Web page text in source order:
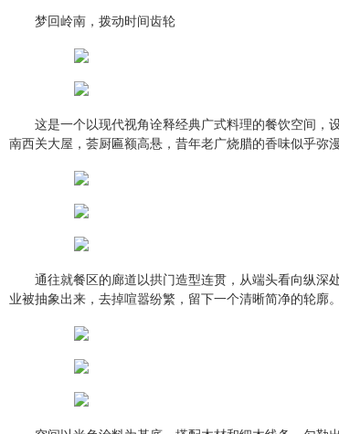
梦回岭南，拨动时间齿轮
这是一个以现代视角诠释经典广式料理的餐饮空间，
南西关大屋，荟厨匾额高悬，昔年老广烧腊的香味似乎弥
通往就餐区的廊道以拱门造型连贯，从端头看向纵
业被抽象出来，去掉喧嚣纷繁，留下一个清晰简净的轮廓